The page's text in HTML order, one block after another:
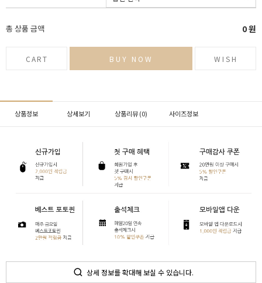
총 상품 금액 0원
CART BUY NOW WISH
상품정보 상세보기 상품리뷰 (0) 사이즈정보
상세 정보를 확대해 보실 수 있습니다.